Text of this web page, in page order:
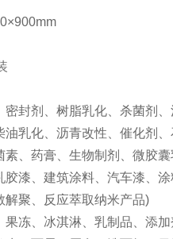
密封剂、树脂乳化、杀菌剂
油乳化、沥青改性、催化剂
素、药膏、生物制剂、微胶
胶漆、建筑涂料、汽车漆、
解聚、反应萃取纳米产品)
果冻、冰淇淋、乳制品、添